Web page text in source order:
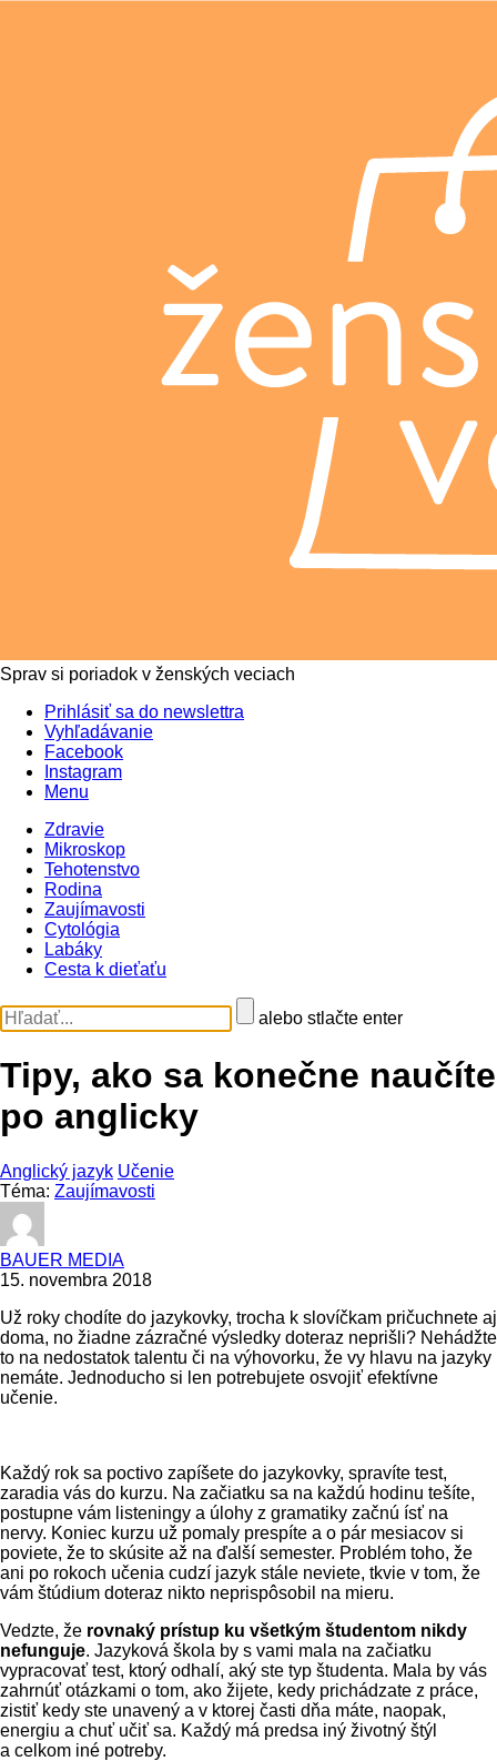
Sprav si poriadok v ženských veciach
Prihlásiť sa do newslettra
Vyhľadávanie
Facebook
Instagram
Menu
Zdravie
Mikroskop
Tehotenstvo
Rodina
Zaujímavosti
Cytológia
Labáky
Cesta k dieťaťu
alebo stlačte enter
Tipy, ako sa konečne naučíte
po anglicky
Anglický jazyk Učenie
Téma: Zaujímavosti
BAUER MEDIA
15. novembra 2018
Už roky chodíte do jazykovky, trocha k slovíčkam pričuchnete aj
doma, no žiadne zázračné výsledky doteraz neprišli? Nehádžte
to na nedostatok talentu či na výhovorku, že vy hlavu na jazyky
nemáte. Jednoducho si len potrebujete osvojiť efektívne
učenie.
Každý rok sa poctivo zapíšete do jazykovky, spravíte test,
zaradia vás do kurzu. Na začiatku sa na každú hodinu tešíte,
postupne vám listeningy a úlohy z gramatiky začnú ísť na
nervy. Koniec kurzu už pomaly prespíte a o pár mesiacov si
poviete, že to skúsite až na ďalší semester. Problém toho, že
ani po rokoch učenia cudzí jazyk stále neviete, tkvie v tom, že
vám štúdium doteraz nikto neprispôsobil na mieru.
Vedzte, že rovnaký prístup ku všetkým študentom nikdy
nefunguje. Jazyková škola by s vami mala na začiatku
vypracovať test, ktorý odhalí, aký ste typ študenta. Mala by vás
zahrnúť otázkami o tom, ako žijete, kedy prichádzate z práce,
zistiť kedy ste unavený a v ktorej časti dňa máte, naopak,
energiu a chuť učiť sa. Každý má predsa iný životný štýl
a celkom iné potreby.